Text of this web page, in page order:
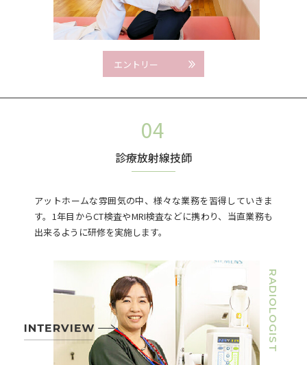
エントリー
診療放射線技師
アットホームな雰囲気の中、様々な業務を習得していきま
す。1年目からCT検査やMRI検査などに携わり、当直業務も
出来るように研修を実施します。
RADIOLOGIST